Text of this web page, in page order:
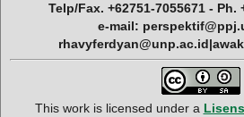
Telp/Fax. +62751-7055671 - Ph.
e-mail:
This work is licensed under a